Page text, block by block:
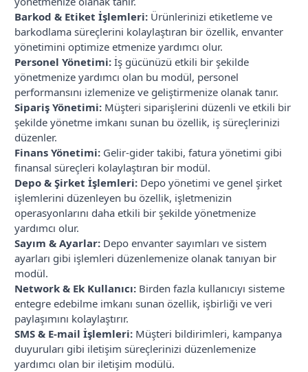
Barkod & Etiket İşlemleri:Ürünlerinizi etiketleme ve
barkodlama süreçlerini kolaylaştıran bir özellik, envanter
yönetimini optimize etmenize yardımcı olur.
Personel Yönetimi:İş gücünüzü etkili bir şekilde
yönetmenize yardımcı olan bu modül, personel
performansını izlemenize ve geliştirmenize olanak tanır.
Sipariş Yönetimi:Müşteri siparişlerini düzenli ve etkili bir
şekilde yönetme imkanı sunan bu özellik, iş süreçlerinizi
düzenler.
Finans Yönetimi:Gelir-gider takibi, fatura yönetimi gibi
finansal süreçleri kolaylaştıran bir modül.
Depo & Şirket İşlemleri:Depo yönetimi ve genel şirket
işlemlerini düzenleyen bu özellik, işletmenizin
operasyonlarını daha etkili bir şekilde yönetmenize
yardımcı olur.
Sayım & Ayarlar:Depo envanter sayımları ve sistem
ayarları gibi işlemleri düzenlemenize olanak tanıyan bir
modül.
Network & Ek Kullanıcı:Birden fazla kullanıcıyı sisteme
entegre edebilme imkanı sunan özellik, işbirliği ve veri
paylaşımını kolaylaştırır.
SMS & E-mail İşlemleri:Müşteri bildirimleri, kampanya
duyuruları gibi iletişim süreçlerinizi düzenlemenize
yardımcı olan bir iletişim modülü.